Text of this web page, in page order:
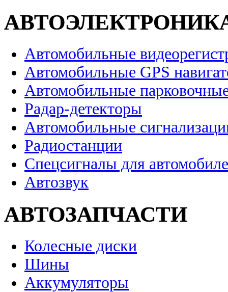
Автомобильные
Автомобильные GPS
Автомобильные
Радар-детекторы
Автомобильные
Радиостанции
Спецсигналы для
Автозвук
АВТОЗАПЧАСТИ
Колесные диски
Шины
Аккумуляторы